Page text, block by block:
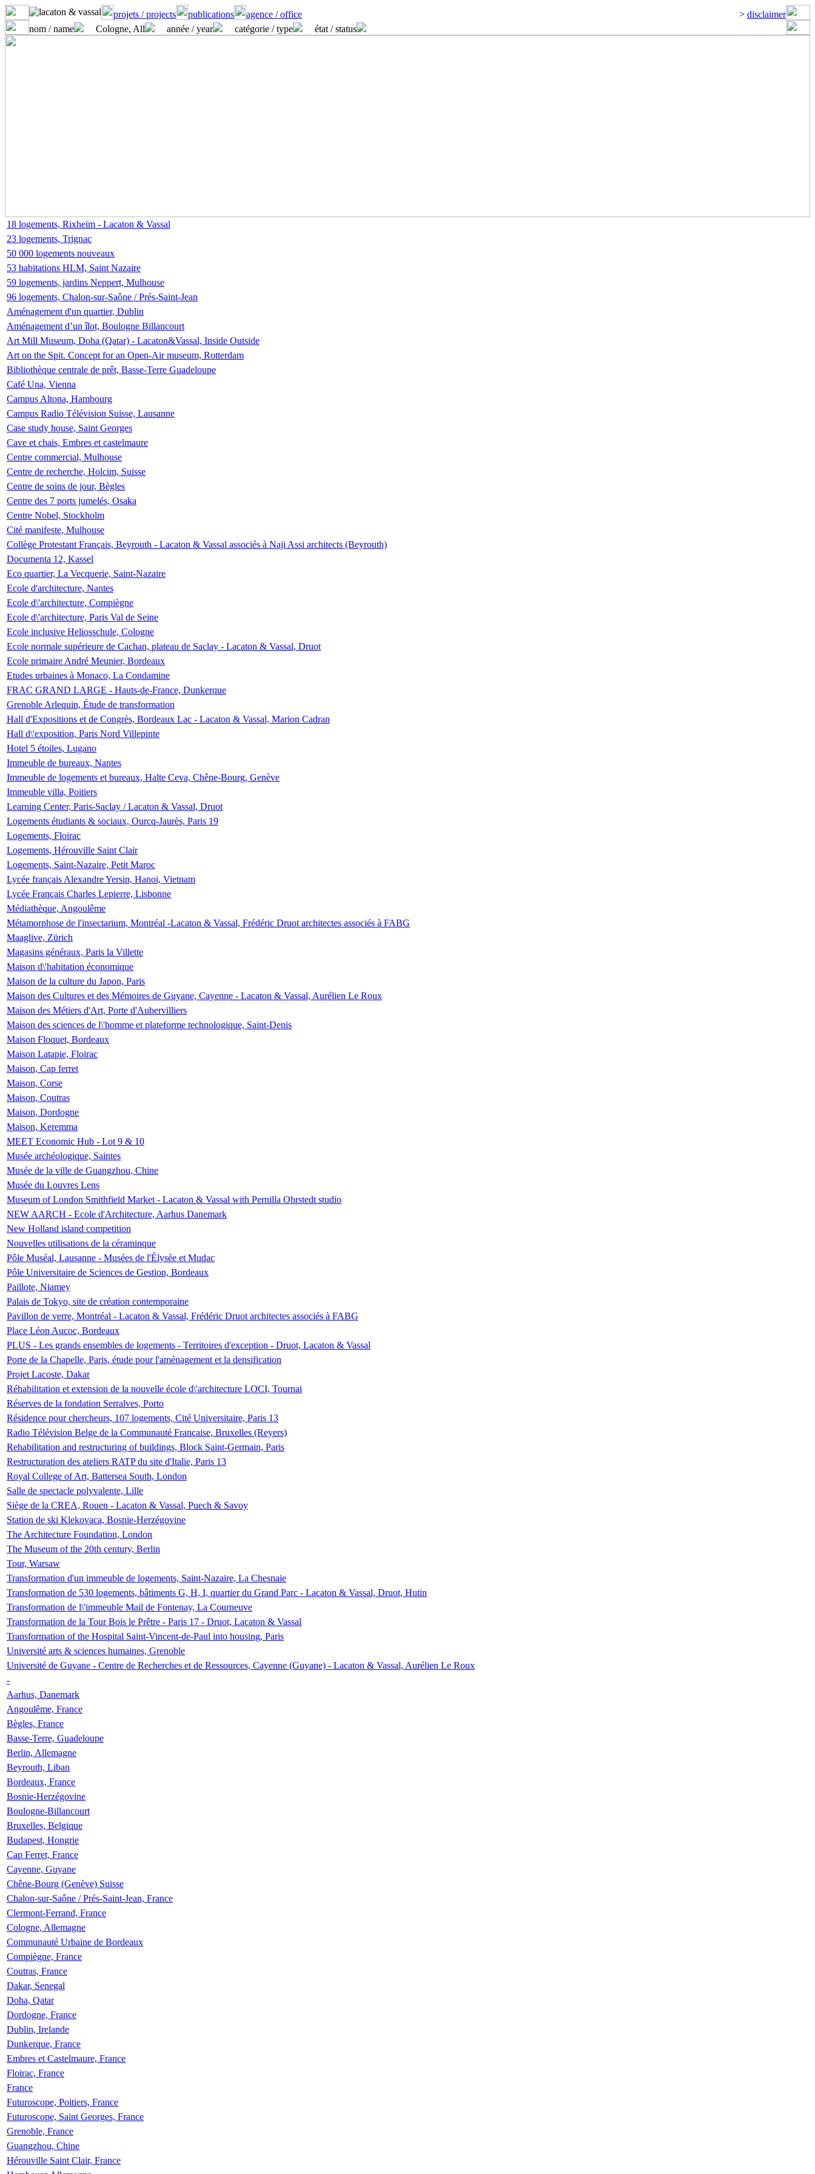
projets / projects publications agence / office > disclaimer
nom / name
Cologne, All année / year catégorie / type état / status
18 logements, Rixheim - Lacaton & Vassal
23 logements, Trignac
50 000 logements nouveaux
53 habitations HLM, Saint Nazaire
59 logements, jardins Neppert, Mulhouse
96 logements, Chalon-sur-Saône / Prés-Saint-Jean
Aménagement d'un quartier, Dublin
Aménagement d’un îlot, Boulogne Billancourt
Art Mill Museum, Doha (Qatar) - Lacaton&Vassal, Inside Outside
Art on the Spit. Concept for an Open-Air museum, Rotterdam
Bibliothèque centrale de prêt, Basse-Terre Guadeloupe
Café Una, Vienna
Campus Altona, Hambourg
Campus Radio Télévision Suisse, Lausanne
Case study house, Saint Georges
Cave et chais, Embres et castelmaure
Centre commercial, Mulhouse
Centre de recherche, Holcim, Suisse
Centre de soins de jour, Bègles
Centre des 7 ports jumelés, Osaka
Centre Nobel, Stockholm
Cité manifeste, Mulhouse
Collège Protestant Français, Beyrouth - Lacaton & Vassal associés à Naji Assi architects (Beyrouth)
Documenta 12, Kassel
Eco quartier, La Vecquerie, Saint-Nazaire
Ecole d'architecture, Nantes
Ecole d\'architecture, Compiègne
Ecole d\'architecture, Paris Val de Seine
Ecole inclusive Heliosschule, Cologne
Ecole normale supérieure de Cachan, plateau de Saclay - Lacaton & Vassal, Druot
Ecole primaire André Meunier, Bordeaux
Etudes urbaines à Monaco, La Condamine
FRAC GRAND LARGE - Hauts-de-France, Dunkerque
Grenoble Arlequin, Étude de transformation
Hall d'Expositions et de Congrès, Bordeaux Lac - Lacaton & Vassal, Marion Cadran
Hall d\'exposition, Paris Nord Villepinte
Hotel 5 étoiles, Lugano
Immeuble de bureaux, Nantes
Immeuble de logements et bureaux, Halte Ceva, Chêne-Bourg, Genève
Immeuble villa, Poitiers
Learning Center, Paris-Saclay / Lacaton & Vassal, Druot
Logements étudiants & sociaux, Ourcq-Jaurès, Paris 19
Logements, Floirac
Logements, Hérouville Saint Clair
Logements, Saint-Nazaire, Petit Maroc
Lycée français Alexandre Yersin, Hanoi, Vietnam
Lycée Français Charles Lepierre, Lisbonne
Médiathèque, Angoulême
Métamorphose de l'insectarium, Montréal -Lacaton & Vassal, Frédéric Druot architectes associés à FABG
Maaglive, Zürich
Magasins généraux, Paris la Villette
Maison d\'habitation économique
Maison de la culture du Japon, Paris
Maison des Cultures et des Mémoires de Guyane, Cayenne - Lacaton & Vassal, Aurélien Le Roux
Maison des Métiers d'Art, Porte d'Aubervilliers
Maison des sciences de l\'homme et plateforme technologique, Saint-Denis
Maison Floquet, Bordeaux
Maison Latapie, Floirac
Maison, Cap ferret
Maison, Corse
Maison, Coutras
Maison, Dordogne
Maison, Keremma
MEET Economic Hub - Lot 9 & 10
Musée archéologique, Saintes
Musée de la ville de Guangzhou, Chine
Musée du Louvres Lens
Museum of London Smithfield Market - Lacaton & Vassal with Pernilla Ohrstedt studio
NEW AARCH - Ecole d'Architecture, Aarhus Danemark
New Holland island competition
Nouvelles utilisations de la céraminque
Pôle Muséal, Lausanne - Musées de l'Élysée et Mudac
Pôle Universitaire de Sciences de Gestion, Bordeaux
Paillote, Niamey
Palais de Tokyo, site de création contemporaine
Pavillon de verre, Montréal - Lacaton & Vassal, Frédéric Druot architectes associés à FABG
Place Léon Aucoc, Bordeaux
PLUS - Les grands ensembles de logements - Territoires d'exception - Druot, Lacaton & Vassal
Porte de la Chapelle, Paris, étude pour l'aménagement et la densification
Projet Lacoste, Dakar
Réhabilitation et extension de la nouvelle école d\'architecture LOCI, Tournai
Réserves de la fondation Serralves, Porto
Résidence pour chercheurs, 107 logements, Cité Universitaire, Paris 13
Radio Télévision Belge de la Communauté Française, Bruxelles (Reyers)
Rehabilitation and restructuring of buildings, Block Saint-Germain, Paris
Restructuration des ateliers RATP du site d'Italie, Paris 13
Royal College of Art, Battersea South, London
Salle de spectacle polyvalente, Lille
Siège de la CREA, Rouen - Lacaton & Vassal, Puech & Savoy
Station de ski Klekovaca, Bosnie-Herzégovine
The Architecture Foundation, London
The Museum of the 20th century, Berlin
Tour, Warsaw
Transformation d'un immeuble de logements, Saint-Nazaire, La Chesnaie
Transformation de 530 logements, bâtiments G, H, I, quartier du Grand Parc - Lacaton & Vassal, Druot, Hutin
Transformation de l\'immeuble Mail de Fontenay, La Courneuve
Transformation de la Tour Bois le Prêtre - Paris 17 - Druot, Lacaton & Vassal
Transformation of the Hospital Saint-Vincent-de-Paul into housing, Paris
Université arts & sciences humaines, Grenoble
Université de Guyane - Centre de Recherches et de Ressources, Cayenne (Guyane) - Lacaton & Vassal, Aurélien Le Roux
-
Aarhus, Danemark
Angoulême, France
Bègles, France
Basse-Terre, Guadeloupe
Berlin, Allemagne
Beyrouth, Liban
Bordeaux, France
Bosnie-Herzégovine
Boulogne-Billancourt
Bruxelles, Belgique
Budapest, Hongrie
Cap Ferret, France
Cayenne, Guyane
Chêne-Bourg (Genève) Suisse
Chalon-sur-Saône / Prés-Saint-Jean, France
Clermont-Ferrand, France
Cologne, Allemagne
Communauté Urbaine de Bordeaux
Compiègne, France
Coutras, France
Dakar, Senegal
Doha, Qatar
Dordogne, France
Dublin, Irelande
Dunkerque, France
Embres et Castelmaure, France
Floirac, France
France
Futuroscope, Poitiers, France
Futuroscope, Saint Georges, France
Grenoble, France
Guangzhou, Chine
Hérouville Saint Clair, France